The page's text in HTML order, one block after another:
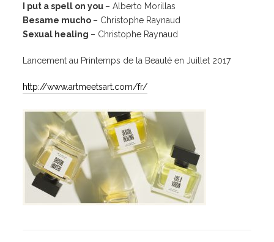
I put a spell on you – Alberto Morillas
Besame mucho – Christophe Raynaud
Sexual healing – Christophe Raynaud
Lancement au Printemps de la Beauté en Juillet 2017
http://www.artmeetsart.com/fr/